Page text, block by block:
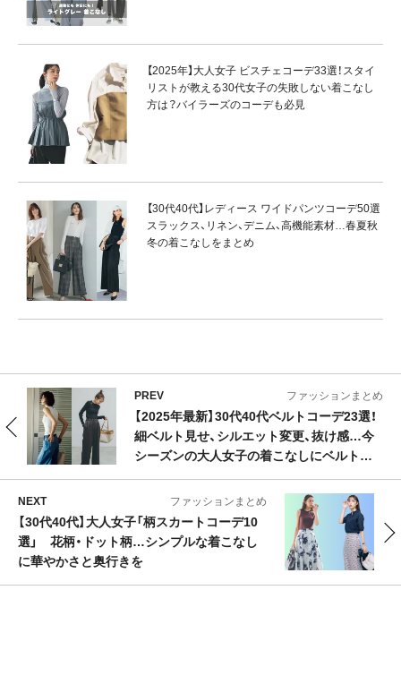
【2025年】大人女子 ビスチェコーデ33選！スタイ
リストが教える30代女子の失敗しない着こなし
方は？バイラーズのコーデも必見
【30代40代】レディース ワイドパンツコーデ50選
スラックス、リネン、デニム、高機能素材…春夏秋
冬の着こなしをまとめ
PREV ファッションまとめ
【2025年最新】30代40代ベルトコーデ23選！
細ベルト見せ、シルエット変更、抜け感…今
シーズンの大人女子の着こなしにベルトの
存在感を
NEXT ファッションまとめ
【30代40代】大人女子「柄スカートコーデ10
選」 花柄・ドット柄…シンプルな着こなし
に華やかさと奥行きを